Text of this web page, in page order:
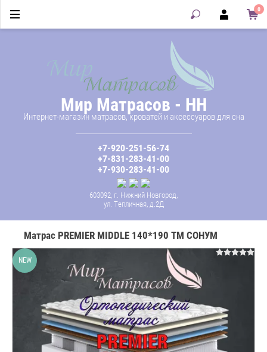
0
Мир Матрасов - НН
Интернет-магазин матрасов, кроватей и аксессуаров для сна
+7-920-251-56-74
+7-831-283-41-00
+7-930-283-41-00
603092, г. Нижний Новгород,
ул. Тепличная, д.2Д
Матрас PREMIER MIDDLE 140*190 ТМ СОНУМ
NEW